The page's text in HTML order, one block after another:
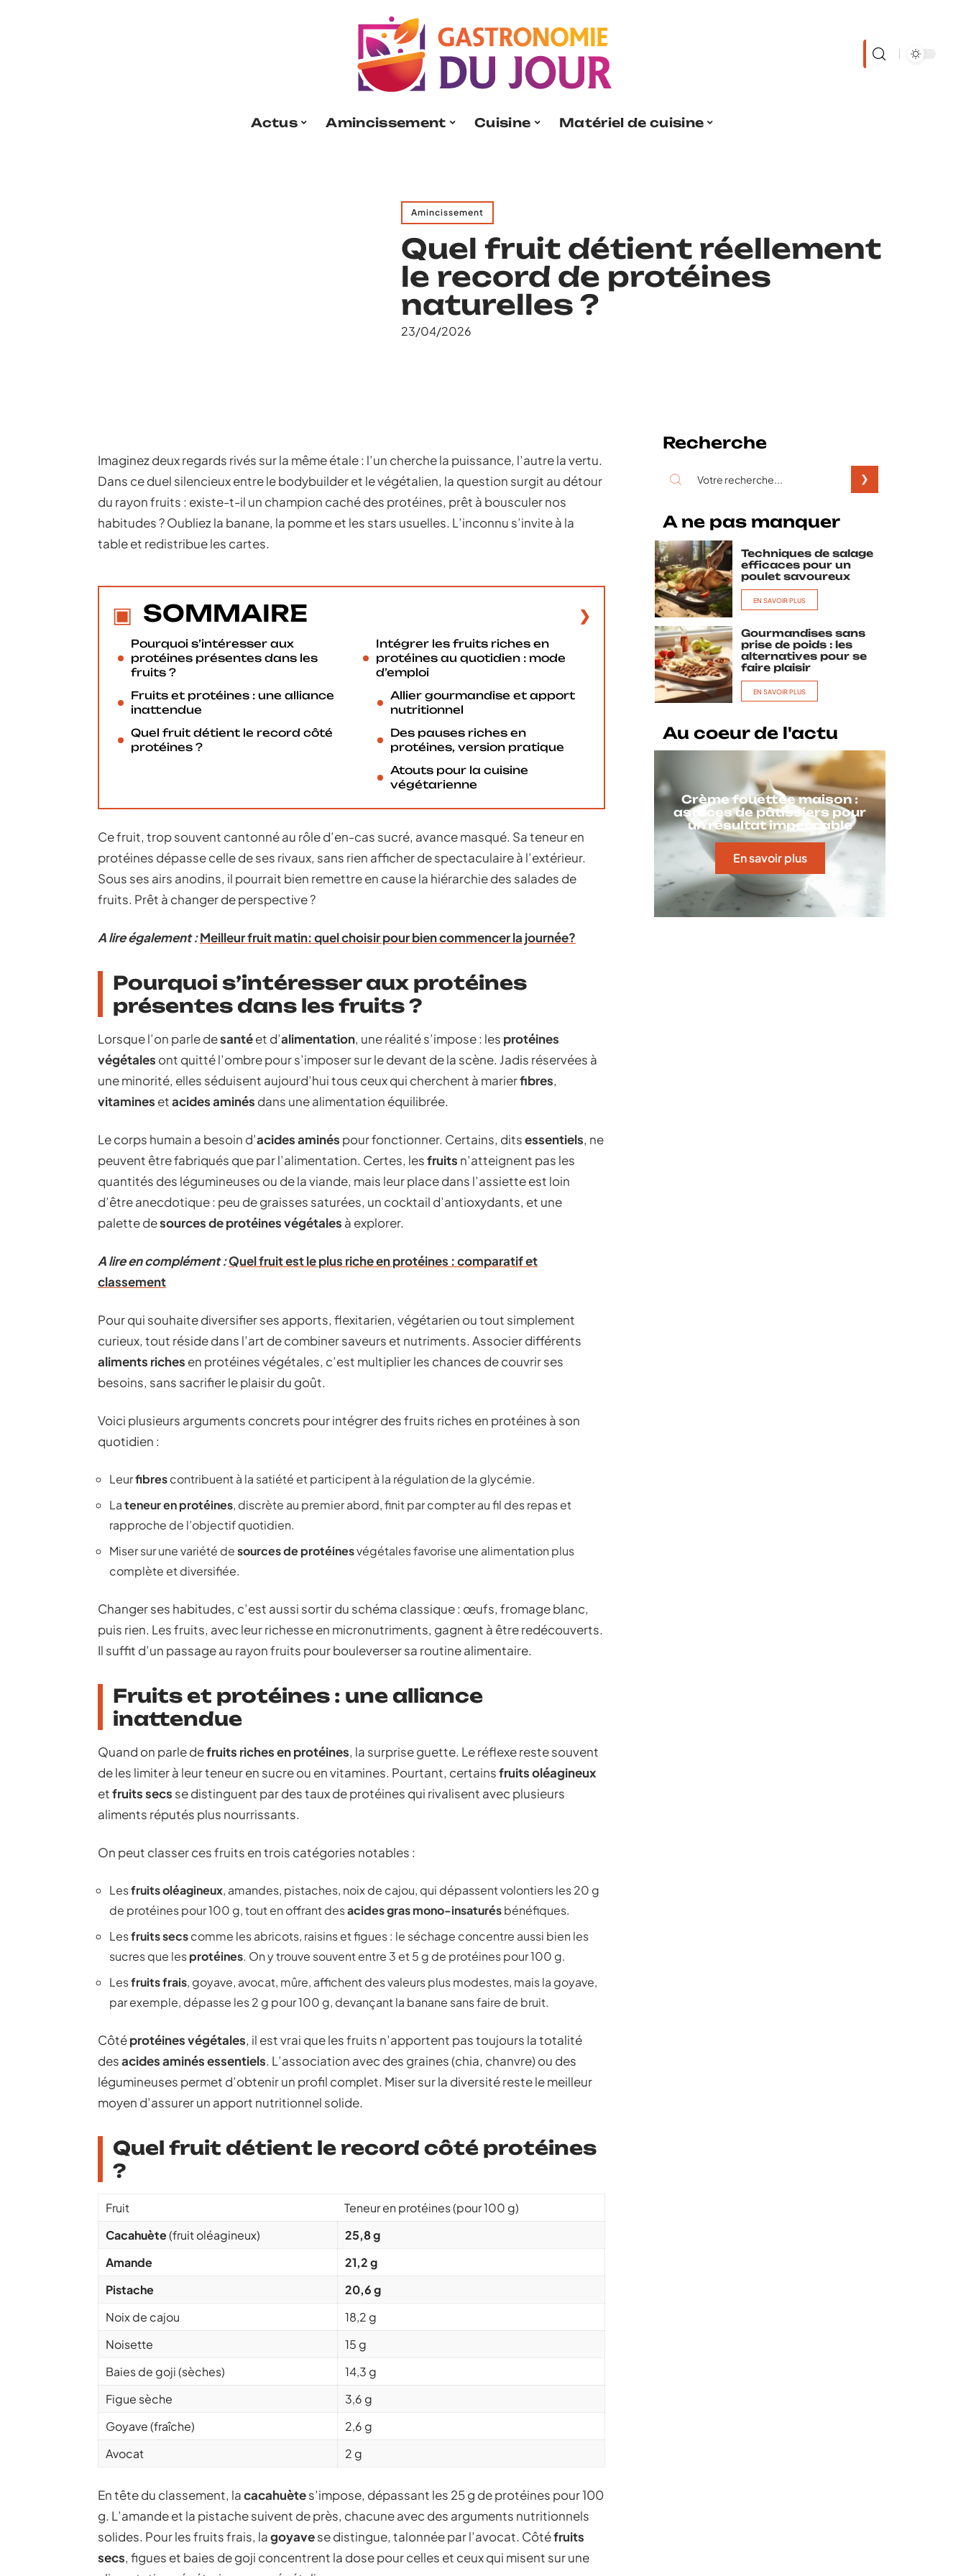
Actus Amincissement Cuisine Matériel de cuisine
Amincissement
Quel fruit détient réellement
le record de protéines
naturelles ?
23/04/2026
Imaginez deux regards rivés sur la même étale : l’un cherche la puissance, l’autre la vertu.
Dans ce duel silencieux entre le bodybuilder et le végétalien, la question surgit au détour
du rayon fruits : existe-t-il un champion caché des protéines, prêt à bousculer nos
habitudes ? Oubliez la banane, la pomme et les stars usuelles. L’inconnu s’invite à la
table et redistribue les cartes.
SOMMAIRE
Pourquoi s’intéresser aux
protéines présentes dans les
fruits ?
Fruits et protéines : une alliance
inattendue
Quel fruit détient le record côté
protéines ?
Intégrer les fruits riches en
protéines au quotidien : mode
d’emploi
Allier gourmandise et apport
nutritionnel
Des pauses riches en
protéines, version pratique
Atouts pour la cuisine
végétarienne
Ce fruit, trop souvent cantonné au rôle d’en-cas sucré, avance masqué. Sa teneur en
protéines dépasse celle de ses rivaux, sans rien afficher de spectaculaire à l’extérieur.
Sous ses airs anodins, il pourrait bien remettre en cause la hiérarchie des salades de
fruits. Prêt à changer de perspective ?
A lire également :Meilleur fruit matin: quel choisir pour bien commencer la journée?
Pourquoi s’intéresser aux protéines
présentes dans les fruits ?
Lorsque l’on parle desantéet d’alimentation, une réalité s’impose : les protéines
végétales ont quitté l’ombre pour s’imposer sur le devant de la scène. Jadis réservées à
une minorité, elles séduisent aujourd’hui tous ceux qui cherchent à marierfibres,
vitamines etacides aminés dans une alimentation équilibrée.
Le corps humain a besoin d’acides aminés pour fonctionner. Certains, ditsessentiels, ne
peuvent être fabriqués que par l’alimentation. Certes, lesfruits n’atteignent pas les
quantités des légumineuses ou de la viande, mais leur place dans l’assiette est loin
d’être anecdotique : peu de graisses saturées, un cocktail d’antioxydants, et une
palette desources de protéines végétales à explorer.
A lire en complément :Quel fruit est le plus riche en protéines : comparatif et
classement
Pour qui souhaite diversifier ses apports, flexitarien, végétarien ou tout simplement
curieux, tout réside dans l’art de combiner saveurs et nutriments. Associer différents
aliments riches en protéines végétales, c’est multiplier les chances de couvrir ses
besoins, sans sacrifier le plaisir du goût.
Voici plusieurs arguments concrets pour intégrer des fruits riches en protéines à son
quotidien :
Leurfibrescontribuent à la satiété et participent à la régulation de la glycémie.
Lateneur en protéines, discrète au premier abord, finit par compter au fil des repas et
rapproche de l’objectif quotidien.
Miser sur une variété desources de protéinesvégétales favorise une alimentation plus
complète et diversifiée.
Changer ses habitudes, c’est aussi sortir du schéma classique : œufs, fromage blanc,
puis rien. Les fruits, avec leur richesse en micronutriments, gagnent à être redécouverts.
Il suffit d’un passage au rayon fruits pour bouleverser sa routine alimentaire.
Fruits et protéines : une alliance
inattendue
Quand on parle defruits riches en protéines, la surprise guette. Le réflexe reste souvent
de les limiter à leur teneur en sucre ou en vitamines. Pourtant, certainsfruits oléagineux
etfruits secs se distinguent par des taux de protéines qui rivalisent avec plusieurs
aliments réputés plus nourrissants.
On peut classer ces fruits en trois catégories notables :
Lesfruits oléagineux, amandes, pistaches, noix de cajou, qui dépassent volontiers les 20 g
de protéines pour 100 g, tout en offrant desacides gras mono-insaturésbénéfiques.
Lesfruits secscomme les abricots, raisins et figues : le séchage concentre aussi bien les
sucres que lesprotéines. On y trouve souvent entre 3 et 5 g de protéines pour 100 g.
Lesfruits frais, goyave, avocat, mûre, affichent des valeurs plus modestes, mais la goyave,
par exemple, dépasse les 2 g pour 100 g, devançant la banane sans faire de bruit.
Côtéprotéines végétales, il est vrai que les fruits n’apportent pas toujours la totalité
desacides aminés essentiels. L’association avec des graines (chia, chanvre) ou des
légumineuses permet d’obtenir un profil complet. Miser sur la diversité reste le meilleur
moyen d’assurer un apport nutritionnel solide.
Quel fruit détient le record côté protéines
?
Fruit
Teneur en protéines (pour 100 g)
Cacahuète(fruit oléagineux)
25,8 g
Amande
21,2 g
Pistache
20,6 g
Noix de cajou
18,2 g
Noisette
15 g
Baies de goji (sèches)
14,3 g
Figue sèche
3,6 g
Goyave (fraîche)
2,6 g
Avocat
2 g
En tête du classement, lacacahuètes’impose, dépassant les 25 g de protéines pour 100
g. L’amande et la pistache suivent de près, chacune avec des arguments nutritionnels
solides. Pour les fruits frais, lagoyavese distingue, talonnée par l’avocat. Côtéfruits
secs, figues et baies de goji concentrent la dose pour celles et ceux qui misent sur une
Recherche
A ne pas manquer
Techniques de salage
efficaces pour un
poulet savoureux
EN SAVOIR PLUS
Gourmandises sans
prise de poids : les
alternatives pour se
faire plaisir
EN SAVOIR PLUS
Au coeur de l'actu
Crème fouettée maison :
astuces de pâtissiers pour
un résultat impeccable
En savoir plus